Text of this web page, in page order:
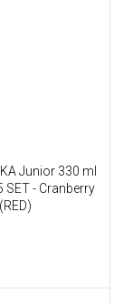
Junior 330 ml
SET - Cranberry
(RED)